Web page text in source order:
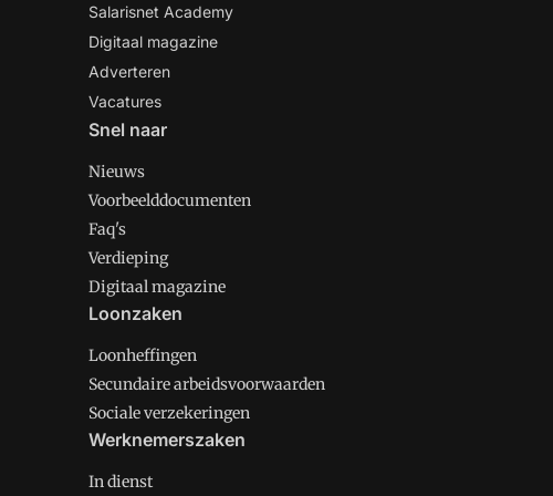
Salarisnet Academy
Digitaal magazine
Adverteren
Vacatures
Snel naar
Nieuws
Voorbeelddocumenten
Faq's
Verdieping
Digitaal magazine
Loonzaken
Loonheffingen
Secundaire arbeidsvoorwaarden
Sociale verzekeringen
Werknemerszaken
In dienst